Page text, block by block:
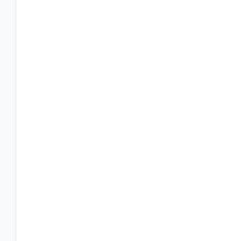
بازار است، زیرا فرآیند
انجام می‌شود.
دارد تا پمپ داخلی بتواند
اسمز معکوس را فراهم
متوقف می‌شود.